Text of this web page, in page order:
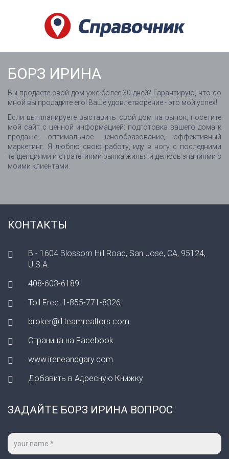
БОРЗ ИРИНА
Вы продаете свой дом уже более 30 дней? Гарантирую, что со
мной вы продадите его! Ваше удовлетворение - это мой успех!
Если вы планируете выставить свой дом на рынок, посетите
мой сайт с ценной информацией: подготовка вашего дома к
продаже, оптимальное ценообразование, эффективный
маркетинг. Я люблю свою работу, иду в ногу с последними
тенденциями и стратегиями рынка жилья и делюсь знаниями с
моими клиентами.
КОНТАКТЫ
B - 1604 Blossom Hill Road, San Jose, CA, 95124,
U.S.A.
408-603-6189
Toll Free: 1-855-771-8326
broker@1teamrealtors.com
Страница на Facebook
www.ireneandgary.com
Добавить в Адресную Книжку
ЗАДАЙТЕ БОРЗ ИРИНА ВОПРОС
Ваше
имя